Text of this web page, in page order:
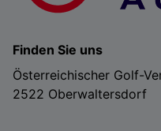
Finden Sie uns
Österreichischer Golf-
2522 Oberwaltersdorf